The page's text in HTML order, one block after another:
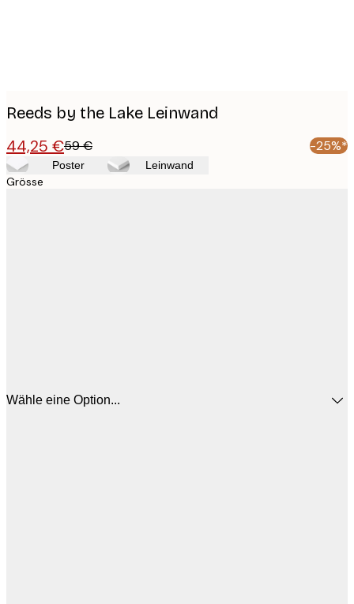
Reeds by the Lake Leinwand
44,25 €59 € -25%*
Poster Leinwand
Grösse
Wähle eine Option...